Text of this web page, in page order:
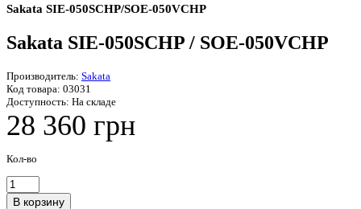
Sakata SIE-050SCHP/SOE-050VCHP
Sakata SIE-050SCHP / SOE-050VCHP
Производитель: Sakata
Код товара: 03031
Доступность: На складе
28 360 грн
Кол-во